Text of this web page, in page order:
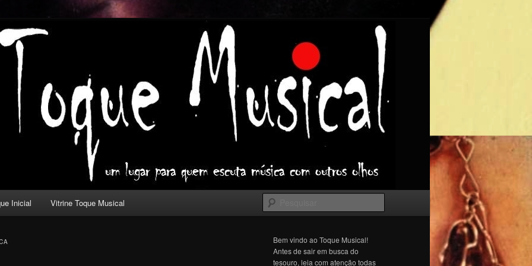
com outros olhos.
Inicial Vitrine Toque Musical
Bem vindo ao Toque Musical!
Antes de sair em busca do
tesouro, leia com atenção todas